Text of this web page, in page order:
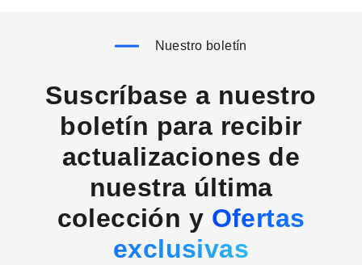
Nuestro boletín
Suscríbase a nuestro
boletín para recibir
actualizaciones de
nuestra última
colección y Ofertas
exclusivas